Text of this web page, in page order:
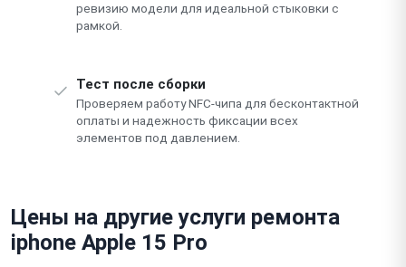
ревизию модели для идеальной стыковки с
рамкой.
Тест после сборки
Проверяем работу NFC-чипа для бесконтактной
оплаты и надежность фиксации всех
элементов под давлением.
Цены на другие услуги ремонта
iphone Apple 15 Pro